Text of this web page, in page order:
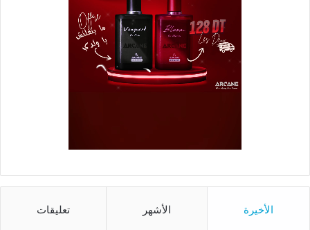
الأخيرة الأشهر تعليقات